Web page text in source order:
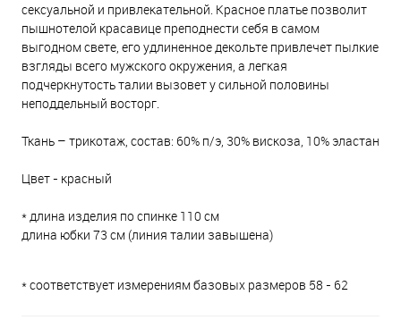
сексуальной и привлекательной. Красное платье позволит
пышнотелой красавице преподнести себя в самом
выгодном свете, его удлиненное декольте привлечет пылкие
взгляды всего мужского окружения, а легкая
подчеркнутость талии вызовет у сильной половины
неподдельный восторг.
Ткань – трикотаж, состав: 60% п/э, 30% вискоза, 10% эластан
Цвет - красный
* длина изделия по спинке 110 см
длина юбки 73 см (линия талии завышена)
* соответствует измерениям базовых размеров 58 - 62